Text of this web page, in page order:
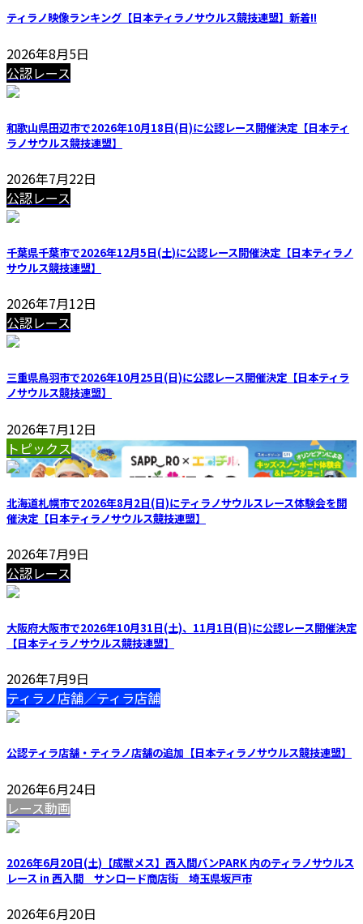
ティラノ映像ランキング【日本ティラノサウルス競技連盟】 新着!!
2026年8月5日
公認レース
和歌山県田辺市で2026年10月18日(日)に公認レース開催決定【日本ティ
ラノサウルス競技連盟】
2026年7月22日
公認レース
千葉県千葉市で2026年12月5日(土)に公認レース開催決定【日本ティラノ
サウルス競技連盟】
2026年7月12日
公認レース
三重県鳥羽市で2026年10月25日(日)に公認レース開催決定【日本ティラ
ノサウルス競技連盟】
2026年7月12日
トピックス
北海道札幌市で2026年8月2日(日)にティラノサウルスレース体験会を開
催決定【日本ティラノサウルス競技連盟】
2026年7月9日
公認レース
大阪府大阪市で2026年10月31日(土)、11月1日(日)に公認レース開催決定
【日本ティラノサウルス競技連盟】
2026年7月9日
ティラノ店舗／ティラ店舗
公認ティラ店舗・ティラノ店舗の追加【日本ティラノサウルス競技連盟】
2026年6月24日
レース動画
2026年6月20日(土)【成獣メス】西入間バンPARK 内のティラノサウルス
レース in 西入間 サンロード商店街 埼玉県坂戸市
2026年6月20日